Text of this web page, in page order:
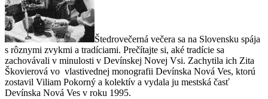
Štedrovečerná večera sa na Slovensku spája
s rôznymi zvykmi a tradíciami. Prečítajte si, aké tradície sa
zachovávali v minulosti v Devínskej Novej Vsi. Zachytila ich Zita
Škovierová vo vlastivednej monografii Devínska Nová Ves, ktorú
zostavil Viliam Pokorný a kolektív a vydala ju mestská časť
Devínska Nová Ves v roku 1995.